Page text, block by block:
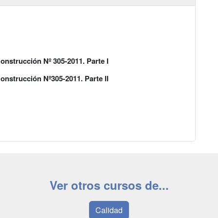
Nº 305-2011. Parte I
Nº305-2011. Parte II
Ver otros cursos de...
Calidad